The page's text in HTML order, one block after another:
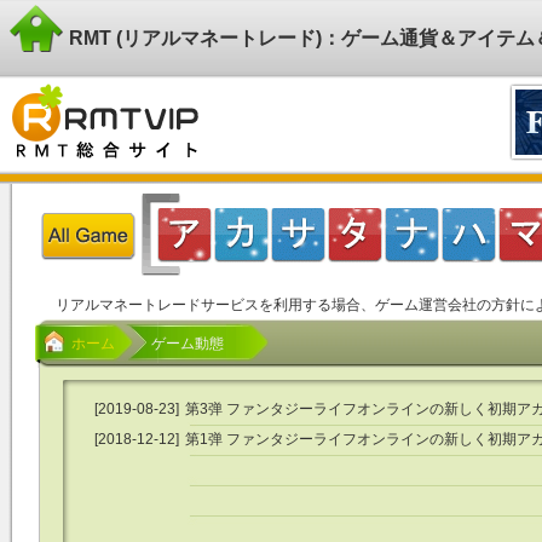
RMT (リアルマネートレード)：ゲーム通貨＆アイテ
リアルマネートレードサービスを利用する場合、ゲーム運営会社の方針
ホーム ゲーム動態
[2019-08-23] 第3弹 ファンタジーライフオンラインの新しく初期ア
ト入荷が入り、販売始まりました。
[2018-12-12] 第1弹 ファンタジーライフオンラインの新しく初期ア